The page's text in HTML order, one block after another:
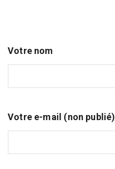
Votre nom
Votre e-mail (non publié)